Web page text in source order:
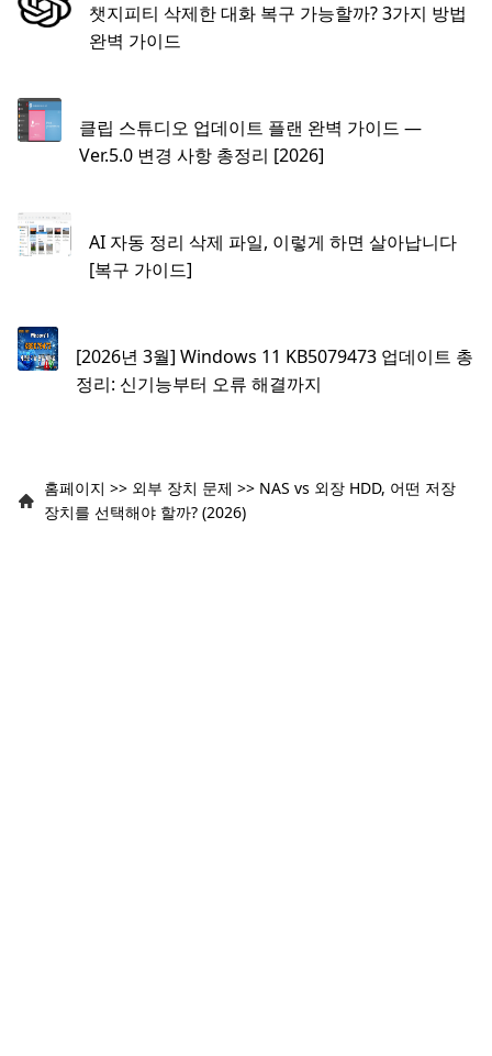
챗지피티 삭제한 대화 복구 가능할까? 3가지 방법
완벽 가이드
클립 스튜디오 업데이트 플랜 완벽 가이드 —
Ver.5.0 변경 사항 총정리 [2026]
AI 자동 정리 삭제 파일, 이렇게 하면 살아납니다
[복구 가이드]
[2026년 3월] Windows 11 KB5079473 업데이트 총
정리: 신기능부터 오류 해결까지
홈페이지 >> 외부 장치 문제 >> NAS vs 외장 HDD, 어떤 저장
장치를 선택해야 할까? (2026)